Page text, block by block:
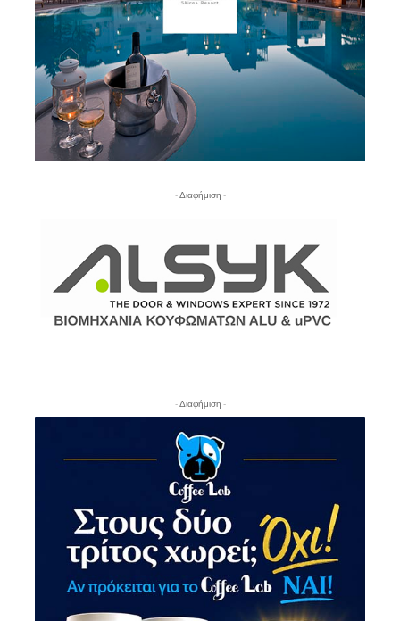
- Διαφήμιση -
- Διαφήμιση -